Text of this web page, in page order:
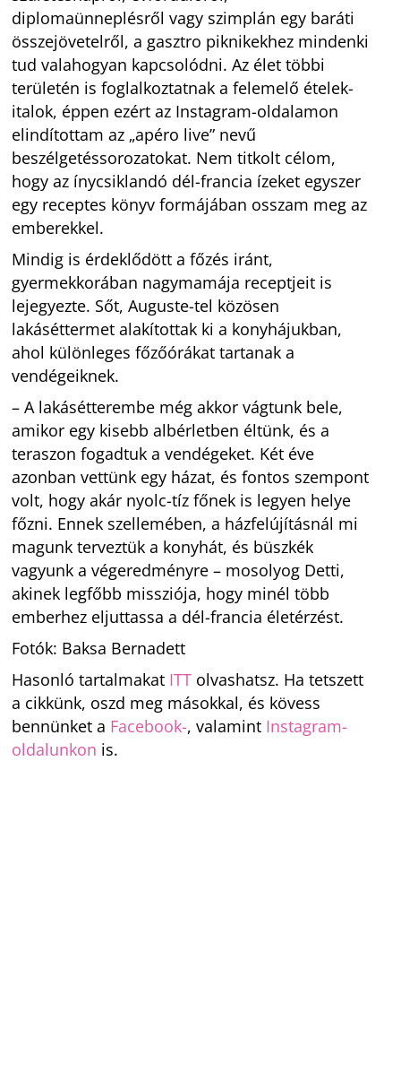
diplomaünneplésről vagy szimplán egy baráti
összejövetelről, a gasztro piknikekhez mindenki
tud valahogyan kapcsolódni. Az élet többi
területén is foglalkoztatnak a felemelő ételek-
italok, éppen ezért az Instagram-oldalamon
elindítottam az „apéro live” nevű
beszélgetéssorozatokat. Nem titkolt célom,
hogy az ínycsiklandó dél-francia ízeket egyszer
egy receptes könyv formájában osszam meg az
emberekkel.
Mindig is érdeklődött a főzés iránt,
gyermekkorában nagymamája receptjeit is
lejegyezte. Sőt, Auguste-tel közösen
lakáséttermet alakítottak ki a konyhájukban,
ahol különleges főzőórákat tartanak a
vendégeiknek.
– A lakásétterembe még akkor vágtunk bele,
amikor egy kisebb albérletben éltünk, és a
teraszon fogadtuk a vendégeket. Két éve
azonban vettünk egy házat, és fontos szempont
volt, hogy akár nyolc-tíz főnek is legyen helye
főzni. Ennek szellemében, a házfelújításnál mi
magunk terveztük a konyhát, és büszkék
vagyunk a végeredményre – mosolyog Detti,
akinek legfőbb missziója, hogy minél több
emberhez eljuttassa a dél-francia életérzést.
Fotók: Baksa Bernadett
Hasonló tartalmakat ITT olvashatsz. Ha tetszett
a cikkünk, oszd meg másokkal, és kövess
bennünket a Facebook-, valamint Instagram-
oldalunkon is.